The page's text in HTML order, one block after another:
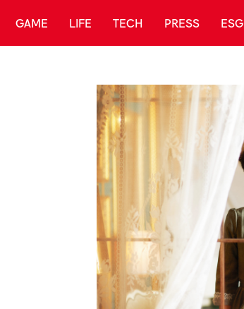
GAME LIFE TECH PRESS ESG